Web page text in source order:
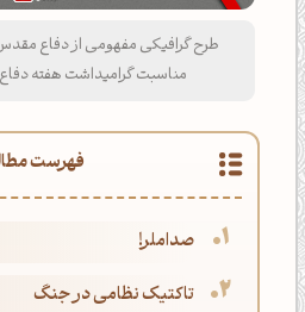
طرح گرافیکی مفهومی از دفاع
مناسبت گرامیداشت هفته دفاع
فهرست
صداملر!
تاکتیک نظامی در جنگ